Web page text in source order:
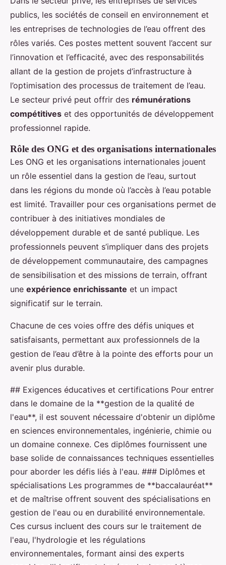
publics, les sociétés de conseil en environnement et
les entreprises de technologies de l’eau offrent des
rôles variés. Ces postes mettent souvent l’accent sur
l’innovation et l’efficacité, avec des responsabilités
allant de la gestion de projets d’infrastructure à
l’optimisation des processus de traitement de l’eau.
Le secteur privé peut offrir des rémunérations
compétitives et des opportunités de développement
professionnel rapide.
Rôle des ONG et des organisations internationales
Les ONG et les organisations internationales jouent
un rôle essentiel dans la gestion de l’eau, surtout
dans les régions du monde où l’accès à l’eau potable
est limité. Travailler pour ces organisations permet de
contribuer à des initiatives mondiales de
développement durable et de santé publique. Les
professionnels peuvent s’impliquer dans des projets
de développement communautaire, des campagnes
de sensibilisation et des missions de terrain, offrant
une expérience enrichissante et un impact
significatif sur le terrain.
Chacune de ces voies offre des défis uniques et
satisfaisants, permettant aux professionnels de la
gestion de l’eau d’être à la pointe des efforts pour un
avenir plus durable.
## Exigences éducatives et certifications Pour entrer
dans le domaine de la **gestion de la qualité de
l'eau**, il est souvent nécessaire d'obtenir un diplôme
en sciences environnementales, ingénierie, chimie ou
un domaine connexe. Ces diplômes fournissent une
base solide de connaissances techniques essentielles
pour aborder les défis liés à l'eau. ### Diplômes et
spécialisations Les programmes de **baccalauréat**
et de maîtrise offrent souvent des spécialisations en
gestion de l'eau ou en durabilité environnementale.
Ces cursus incluent des cours sur le traitement de
l'eau, l'hydrologie et les régulations
environnementales, formant ainsi des experts